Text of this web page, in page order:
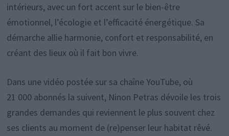
intérieurs, avec un fort accent sur le bien-être
émotionnel, l’écologie et l’efficacité énergétique. Sa
démarche allie harmonie, confort et responsabilité, en
créant des lieux où il fait bon vivre.
Dans une vidéo postée sur sa chaîne YouTube, où
21 000 abonnés la suivent, Ninon Petras dévoile les trois
grandes demandes qui reviennent le plus souvent chez
ses clients au moment de (re)penser leur habitat rêvé.